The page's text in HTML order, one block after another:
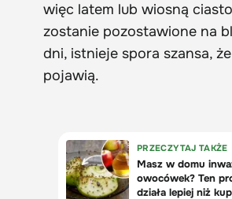
więc latem lub wiosną
zostanie pozostawione na
dni, istnieje spora szansa,
pojawią.